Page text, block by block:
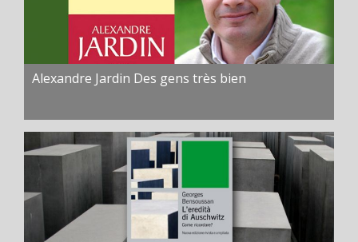
Alexandre Jardin Des gens très bien